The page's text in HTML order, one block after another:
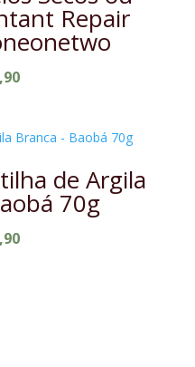
Repair
de Argila
70g